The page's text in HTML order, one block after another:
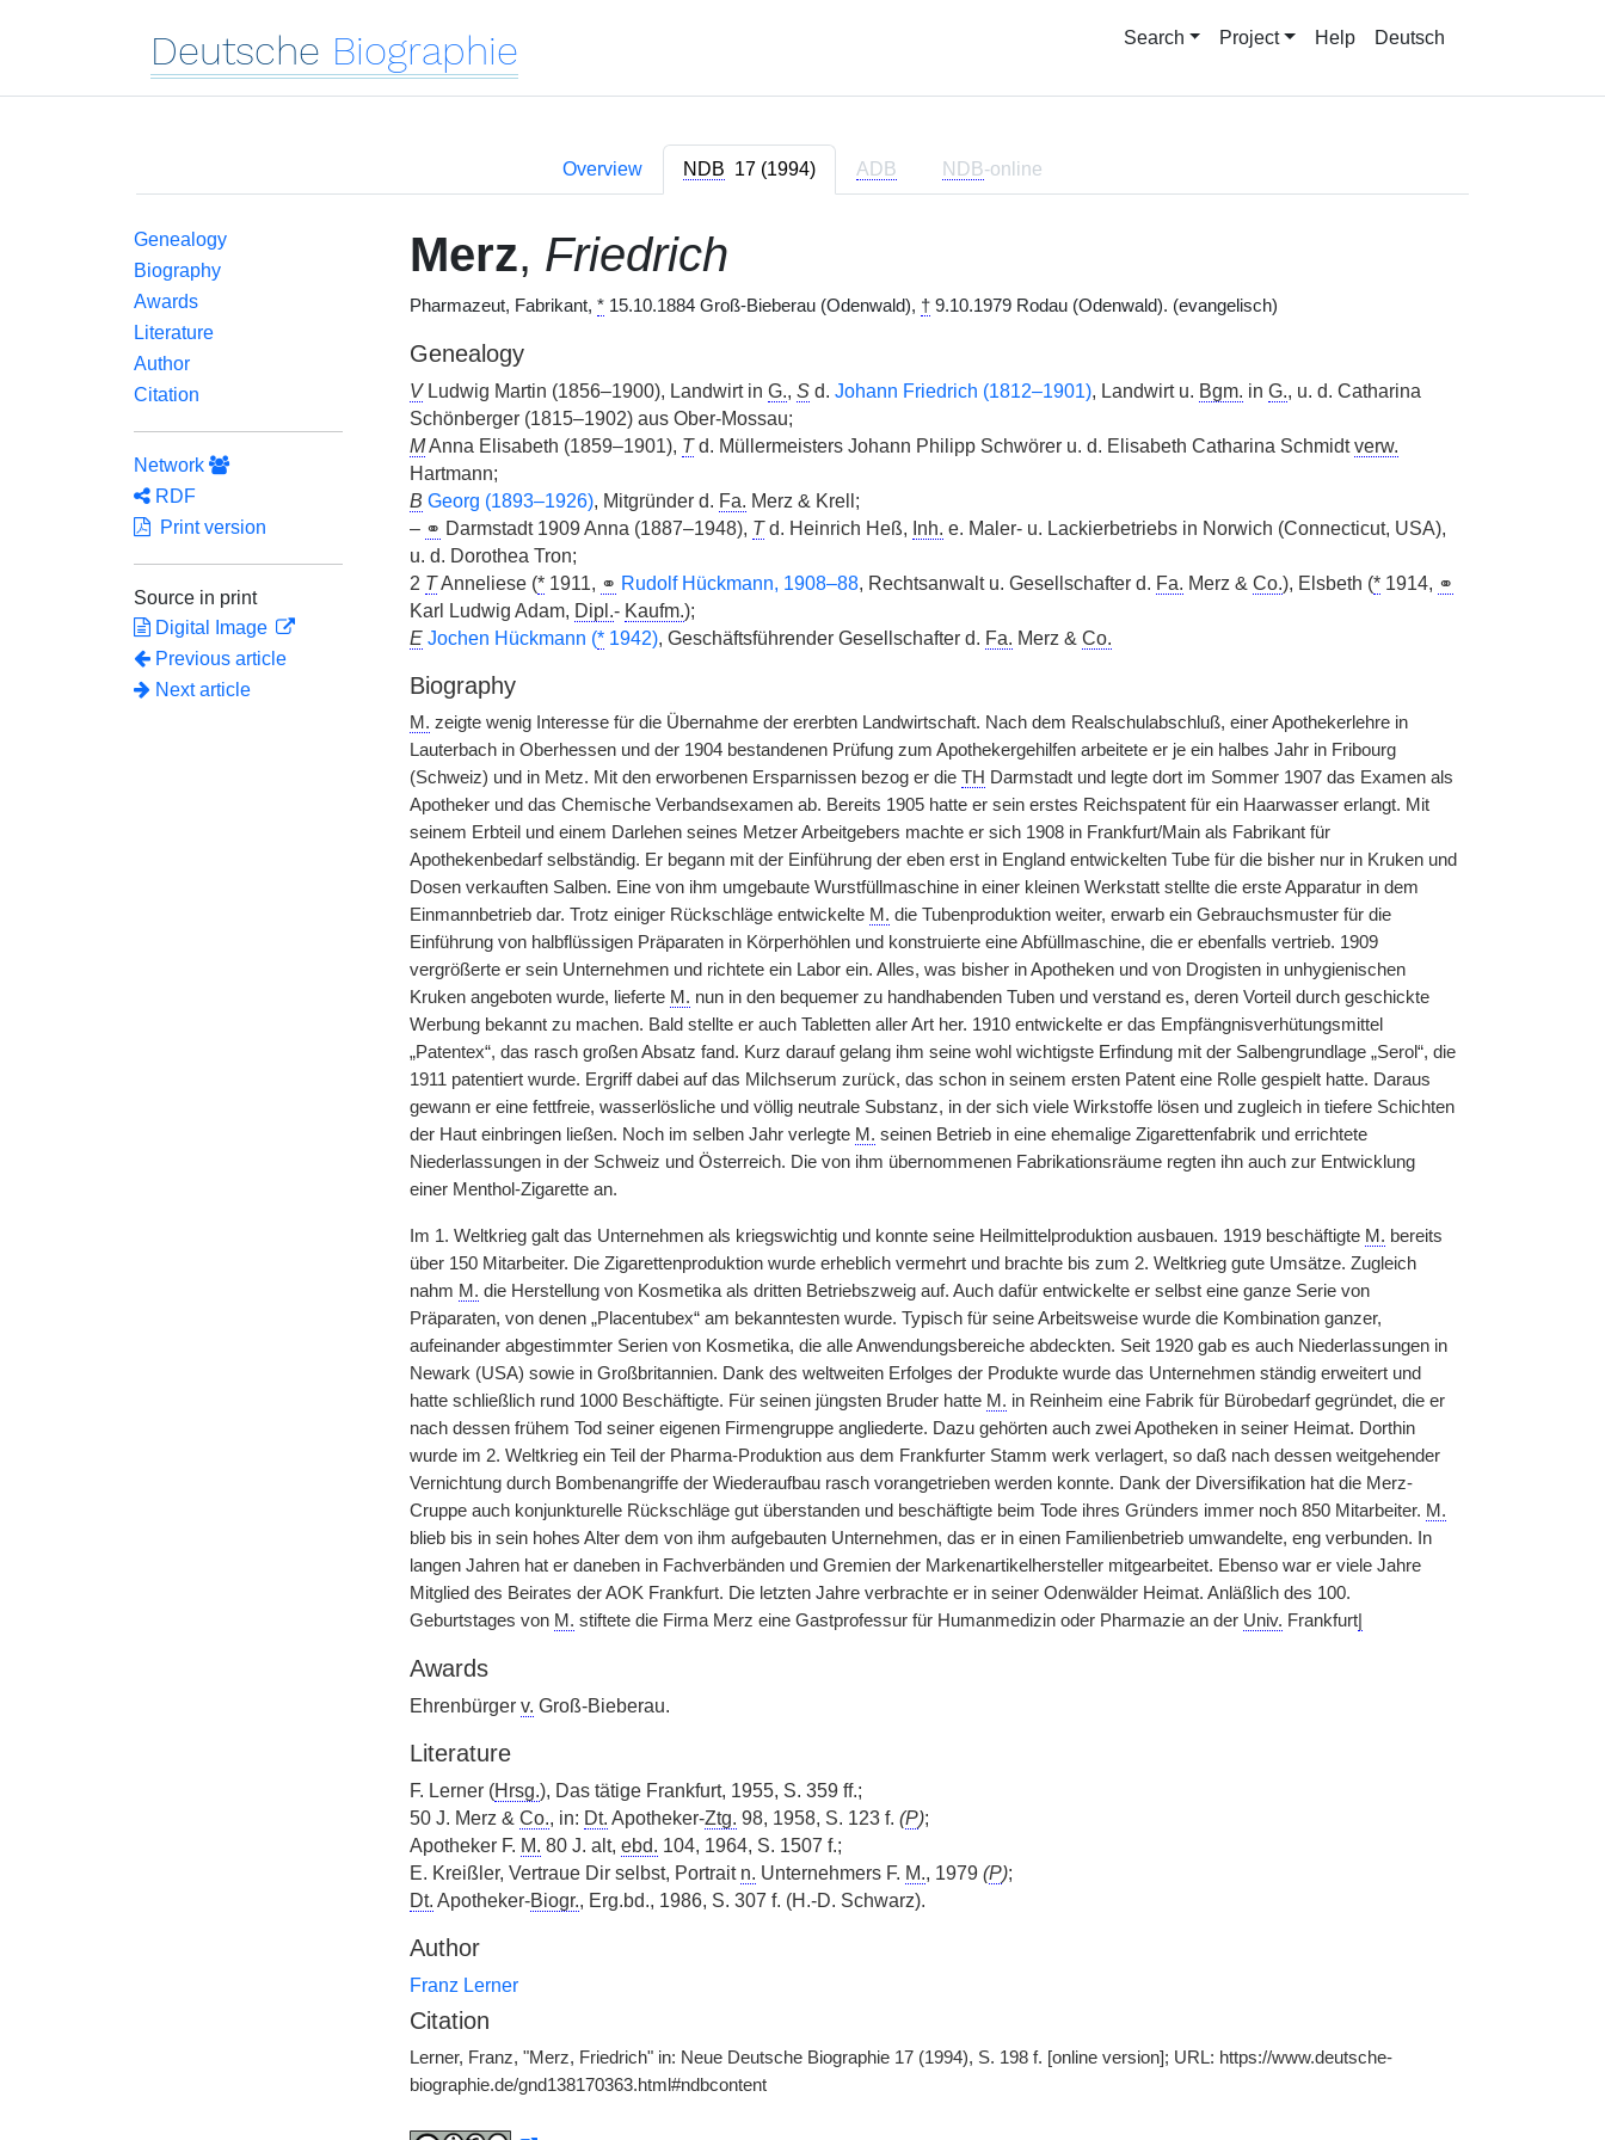
Deutsche Biographie Search Project Help Deutsch
Overview NDB 17 (1994) ADB NDB-online
Genealogy
Biography
Awards
Literature
Author
Citation
Network
RDF
Print version
Source in print
Digital Image
Previous article
Next article
Merz, Friedrich
Pharmazeut, Fabrikant, *15.10.1884 Groß-Bieberau (Odenwald), †9.10.1979 Rodau (Odenwald). (evangelisch)
Genealogy
VLudwig Martin (1856–1900), Landwirt in G., Sd. Johann Friedrich (1812–1901), Landwirt u. Bgm. in G., u. d. Catharina
Schönberger (1815–1902) aus Ober-Mossau;
MAnna Elisabeth (1859–1901), Td. Müllermeisters Johann Philipp Schwörer u. d. Elisabeth Catharina Schmidtverw.
Hartmann;
B Georg (1893–1926), Mitgründer d. Fa. Merz & Krell;
– ⚭ Darmstadt 1909 Anna (1887–1948), Td. Heinrich Heß, Inh. e. Maler- u. Lackierbetriebs in Norwich (Connecticut, USA),
u. d. Dorothea Tron;
2 TAnneliese (*1911, ⚭ Rudolf Hückmann, 1908–88, Rechtsanwalt u. Gesellschafter d. Fa. Merz & Co.), Elsbeth (*1914, ⚭
Karl Ludwig Adam, Dipl.- Kaufm.);
E Jochen Hückmann (*1942), Geschäftsführender Gesellschafter d. Fa. Merz & Co.
Biography
M. zeigte wenig Interesse für die Übernahme der ererbten Landwirtschaft. Nach dem Realschulabschluß, einer Apothekerlehre in
Lauterbach in Oberhessen und der 1904 bestandenen Prüfung zum Apothekergehilfen arbeitete er je ein halbes Jahr in Fribourg
(Schweiz) und in Metz. Mit den erworbenen Ersparnissen bezog er die TH Darmstadt und legte dort im Sommer 1907 das Examen als
Apotheker und das Chemische Verbandsexamen ab. Bereits 1905 hatte er sein erstes Reichspatent für ein Haarwasser erlangt. Mit
seinem Erbteil und einem Darlehen seines Metzer Arbeitgebers machte er sich 1908 in Frankfurt/Main als Fabrikant für
Apothekenbedarf selbständig. Er begann mit der Einführung der eben erst in England entwickelten Tube für die bisher nur in Kruken und
Dosen verkauften Salben. Eine von ihm umgebaute Wurstfüllmaschine in einer kleinen Werkstatt stellte die erste Apparatur in dem
Einmannbetrieb dar. Trotz einiger Rückschläge entwickelte M. die Tubenproduktion weiter, erwarb ein Gebrauchsmuster für die
Einführung von halbflüssigen Präparaten in Körperhöhlen und konstruierte eine Abfüllmaschine, die er ebenfalls vertrieb. 1909
vergrößerte er sein Unternehmen und richtete ein Labor ein. Alles, was bisher in Apotheken und von Drogisten in unhygienischen
Kruken angeboten wurde, lieferte M. nun in den bequemer zu handhabenden Tuben und verstand es, deren Vorteil durch geschickte
Werbung bekannt zu machen. Bald stellte er auch Tabletten aller Art her. 1910 entwickelte er das Empfängnisverhütungsmittel
„Patentex“, das rasch großen Absatz fand. Kurz darauf gelang ihm seine wohl wichtigste Erfindung mit der Salbengrundlage „Serol“, die
1911 patentiert wurde. Ergriff dabei auf das Milchserum zurück, das schon in seinem ersten Patent eine Rolle gespielt hatte. Daraus
gewann er eine fettfreie, wasserlösliche und völlig neutrale Substanz, in der sich viele Wirkstoffe lösen und zugleich in tiefere Schichten
der Haut einbringen ließen. Noch im selben Jahr verlegte M. seinen Betrieb in eine ehemalige Zigarettenfabrik und errichtete
Niederlassungen in der Schweiz und Österreich. Die von ihm übernommenen Fabrikationsräume regten ihn auch zur Entwicklung
einer Menthol-Zigarette an.
Im 1. Weltkrieg galt das Unternehmen als kriegswichtig und konnte seine Heilmittelproduktion ausbauen. 1919 beschäftigte M. bereits
über 150 Mitarbeiter. Die Zigarettenproduktion wurde erheblich vermehrt und brachte bis zum 2. Weltkrieg gute Umsätze. Zugleich
nahm M. die Herstellung von Kosmetika als dritten Betriebszweig auf. Auch dafür entwickelte er selbst eine ganze Serie von
Präparaten, von denen „Placentubex“ am bekanntesten wurde. Typisch für seine Arbeitsweise wurde die Kombination ganzer,
aufeinander abgestimmter Serien von Kosmetika, die alle Anwendungsbereiche abdeckten. Seit 1920 gab es auch Niederlassungen in
Newark (USA) sowie in Großbritannien. Dank des weltweiten Erfolges der Produkte wurde das Unternehmen ständig erweitert und
hatte schließlich rund 1000 Beschäftigte. Für seinen jüngsten Bruder hatte M. in Reinheim eine Fabrik für Bürobedarf gegründet, die er
nach dessen frühem Tod seiner eigenen Firmengruppe angliederte. Dazu gehörten auch zwei Apotheken in seiner Heimat. Dorthin
wurde im 2. Weltkrieg ein Teil der Pharma-Produktion aus dem Frankfurter Stamm werk verlagert, so daß nach dessen weitgehender
Vernichtung durch Bombenangriffe der Wiederaufbau rasch vorangetrieben werden konnte. Dank der Diversifikation hat die Merz-
Cruppe auch konjunkturelle Rückschläge gut überstanden und beschäftigte beim Tode ihres Gründers immer noch 850 Mitarbeiter. M.
blieb bis in sein hohes Alter dem von ihm aufgebauten Unternehmen, das er in einen Familienbetrieb umwandelte, eng verbunden. In
langen Jahren hat er daneben in Fachverbänden und Gremien der Markenartikelhersteller mitgearbeitet. Ebenso war er viele Jahre
Mitglied des Beirates der AOK Frankfurt. Die letzten Jahre verbrachte er in seiner Odenwälder Heimat. Anläßlich des 100.
Geburtstages von M. stiftete die Firma Merz eine Gastprofessur für Humanmedizin oder Pharmazie an der Univ. Frankfurt|
Awards
Ehrenbürger v. Groß-Bieberau.
Literature
F. Lerner (Hrsg.), Das tätige Frankfurt, 1955, S. 359 ff.;
50 J. Merz & Co., in: Dt. Apotheker-Ztg. 98, 1958, S. 123 f. (P);
Apotheker F. M. 80 J. alt, ebd. 104, 1964, S. 1507 f.;
E. Kreißler, Vertraue Dir selbst, Portrait n. Unternehmers F. M., 1979 (P);
Dt. Apotheker-Biogr., Erg.bd., 1986, S. 307 f. (H.-D. Schwarz).
Author
Franz Lerner
Citation
Lerner, Franz, "Merz, Friedrich" in: Neue Deutsche Biographie 17 (1994), S. 198 f. [online version]; URL: https://www.deutsche-
biographie.de/gnd138170363.html#ndbcontent